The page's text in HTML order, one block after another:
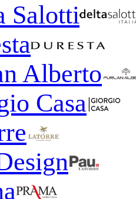
Salotti
Alberto
Casa